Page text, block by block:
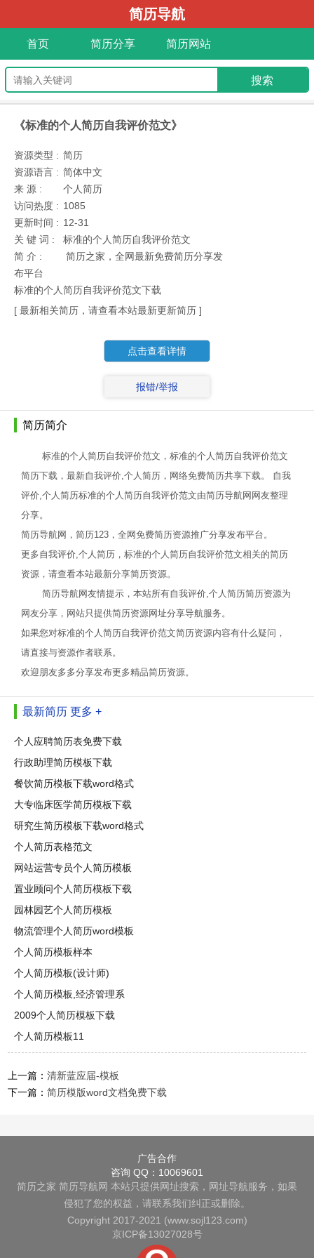
简历导航
首页 简历分享 简历网站
《标准的个人简历自我评价范文》
资源类型 : 简历
资源语言 : 简体中文
来 源 :
个人简历
访问热度 : 1085
更新时间 : 12-31
关 键 词 :
标准的个人简历自我评价范文
简 介 :
简历之家，全网最新免费简历分享发
布平台
标准的个人简历自我评价范文下载
[ 最新相关简历，请查看本站最新更新简历 ]
点击查看详情
报错/举报
简历简介
标准的个人简历自我评价范文，标准的个人简历自我评价范文
简历下载，最新自我评价,个人简历，网络免费简历共享下载。 自我
评价,个人简历标准的个人简历自我评价范文由简历导航网网友整理
分享。
简历导航网，简历123，全网免费简历资源推广分享发布平台。
更多自我评价,个人简历，标准的个人简历自我评价范文相关的简历
资源，请查看本站最新分享简历资源。
简历导航网友情提示，本站所有自我评价,个人简历简历资源为
网友分享，网站只提供简历资源网址分享导航服务。
如果您对标准的个人简历自我评价范文简历资源内容有什么疑问，
请直接与资源作者联系。
欢迎朋友多多分享发布更多精品简历资源。
最新简历 更多 +
个人应聘简历表免费下载
行政助理简历模板下载
餐饮简历模板下载word格式
大专临床医学简历模板下载
研究生简历模板下载word格式
个人简历表格范文
网站运营专员个人简历模板
置业顾问个人简历模板下载
园林园艺个人简历模板
物流管理个人简历word模板
个人简历模板样本
个人简历模板(设计师)
个人简历模板,经济管理系
2009个人简历模板下载
个人简历模板11
上一篇：清新蓝应届-模板
下一篇：简历模版word文档免费下载
广告合作
咨询 QQ：10069601
简历之家 简历导航网 本站只提供网址搜索，网址导航服务，如果
侵犯了您的权益，请联系我们纠正或删除。
Copyright 2017-2021 (www.sojl123.com)
京ICP备13027028号